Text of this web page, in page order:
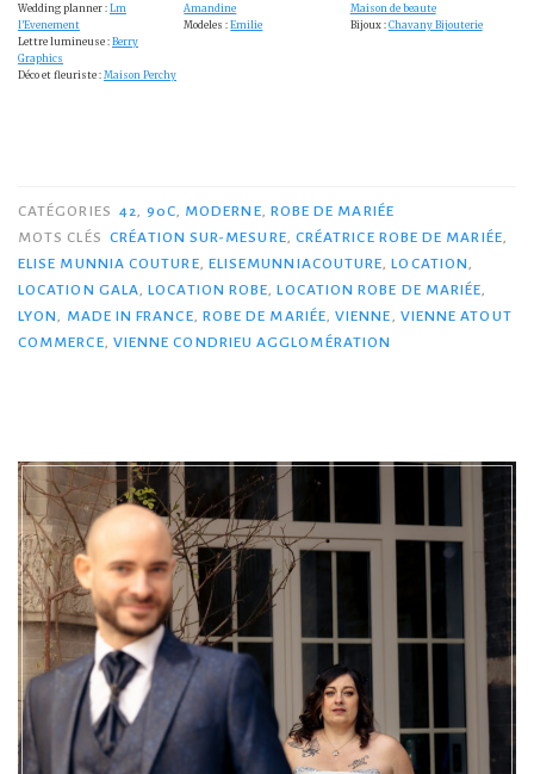
Wedding planner : Lm
l’Evenement
Lettre lumineuse : Berry
Graphics
Déco et fleuriste : Maison Perchy
Amandine
Modeles :Emilie
Maison de beaute
Bijoux : Chavany Bijouterie
CATÉGORIES 42, 90C, MODERNE, ROBE DE MARIÉE
MOTS CLÉS CRÉATION SUR-MESURE, CRÉATRICE ROBE DE MARIÉE,
ELISE MUNNIA COUTURE, ELISEMUNNIACOUTURE,LOCATION,
LOCATION GALA,LOCATION ROBE,LOCATION ROBE DE MARIÉE,
LYON, MADE IN FRANCE, ROBE DE MARIÉE,VIENNE, VIENNE ATOUT
COMMERCE, VIENNE CONDRIEU AGGLOMÉRATION